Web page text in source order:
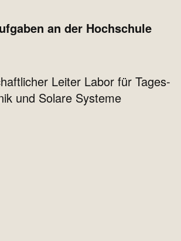
an der Hochschule
Leiter Labor für Tages-
und Solare Systeme